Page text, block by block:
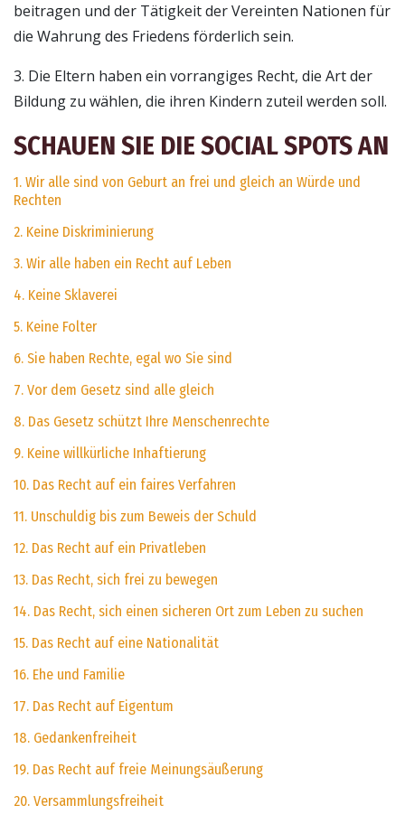
beitragen und der Tätigkeit der Vereinten Nationen für
die Wahrung des Friedens förderlich sein.
3. Die Eltern haben ein vorrangiges Recht, die Art der
Bildung zu wählen, die ihren Kindern zuteil werden soll.
SCHAUEN SIE DIE SOCIAL SPOTS AN
1. Wir alle sind von Geburt an frei und gleich an Würde und
Rechten
2. Keine Diskriminierung
3. Wir alle haben ein Recht auf Leben
4. Keine Sklaverei
5. Keine Folter
6. Sie haben Rechte, egal wo Sie sind
7. Vor dem Gesetz sind alle gleich
8. Das Gesetz schützt Ihre Menschenrechte
9. Keine willkürliche Inhaftierung
10. Das Recht auf ein faires Verfahren
11. Unschuldig bis zum Beweis der Schuld
12. Das Recht auf ein Privatleben
13. Das Recht, sich frei zu bewegen
14. Das Recht, sich einen sicheren Ort zum Leben zu suchen
15. Das Recht auf eine Nationalität
16. Ehe und Familie
17. Das Recht auf Eigentum
18. Gedankenfreiheit
19. Das Recht auf freie Meinungsäußerung
20. Versammlungsfreiheit